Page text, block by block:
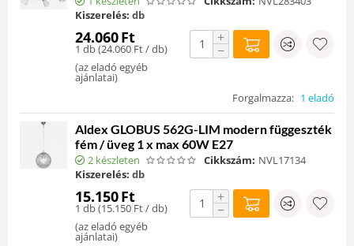
Kiszerelés: db
24.060Ft
1 db (24.060 Ft/ db)
(az eladó egyéb
ajánlatai)
+
−
Forgalmazza: 1 eladó
Aldex GLOBUS 562G-LIM modern függeszték
fém / üveg 1 x max 60W E27
2 készleten Cikkszám: NVL17134
Kiszerelés: db
15.150Ft
1 db (15.150 Ft/ db)
(az eladó egyéb
ajánlatai)
+
−